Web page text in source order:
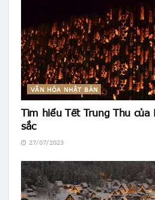
VĂN HÓA NHẬT BẢN
Tìm hiểu Tết Trung Thu của
sắc
27/07/2023